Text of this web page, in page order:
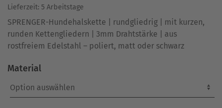
Lieferzeit: 5 Arbeitstage
SPRENGER-Hundehalskette | rundgliedrig | mit kurzen,
runden Kettengliedern | 3mm Drahtstärke | aus
rostfreiem Edelstahl – poliert, matt oder schwarz
Material